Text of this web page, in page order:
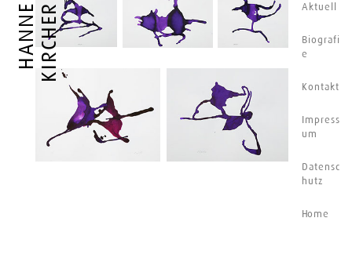
H
A
N
N
E
K
I
R
C
H
ER Aktuell
Biografi
e
Kontakt
Impress
um
Datensc
hutz
Home